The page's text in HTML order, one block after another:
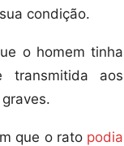
condição.
o homem tinha
transmitida aos
que o rato podia